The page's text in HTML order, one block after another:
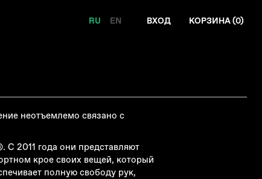
RU EN ВХОД КОРЗИНА (0)
неотъемлемо связано с
2011 года они представляют
крое своих вещей, который
полную свободу рук,